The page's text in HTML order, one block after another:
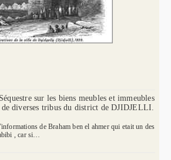
Séquestre sur les biens meubles et immeubles
de diverses tribus du district de DJIDJELLI.
de Braham ben el ahmer qui etait un des
, car si…